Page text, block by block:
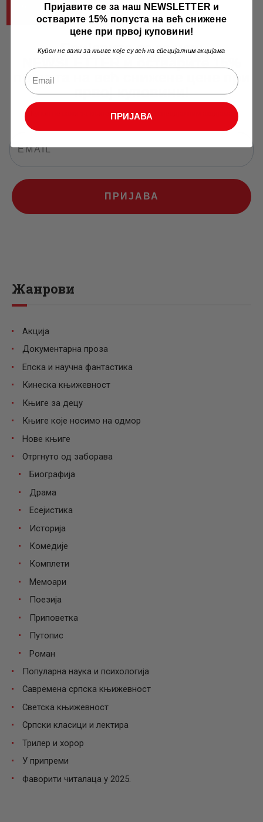
10
→
Пријавите се за наш
попуста на већ снижене цене при
првој куповини!
Купон не важи за књиге које су већ на специјалним акцијама
ПРИЈАВА
Жанрови
Акција
Документарна проза
Епска и научна фантастика
Кинеска књижевност
Књиге за децу
Књиге које носимо на одмор
Нове књиге
Отргнуто од заборава
Биографија
Драма
Есејистика
Историја
Комедије
Комплети
Мемоари
Поезија
Приповетка
Путопис
Роман
Популарна наука и психологија
Савремена српска књижевност
Светска књижевност
Српски класици и лектира
Трилер и хорор
У припреми
Фаворити читалаца у 2025.
Пријавите се за наш NEWSLETTER и
остварите 15% попуста на већ снижене
цене при првој куповини!
Купон не важи за књиге које су већ на специјалним акцијама
ПРИЈАВА